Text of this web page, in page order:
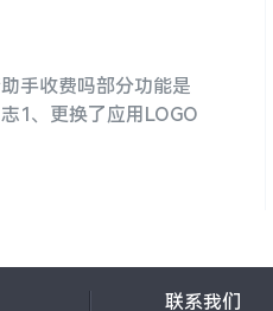
手收费吗部分功能是
1、更换了应用LOGO
联系我们